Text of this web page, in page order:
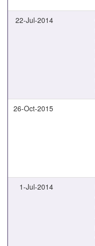
22-Jul-2014
26-Oct-2015
1-Jul-2014